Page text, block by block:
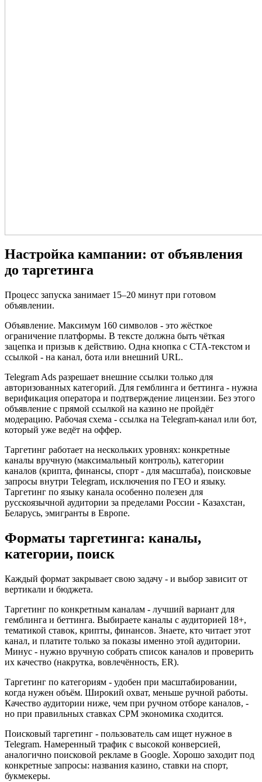
Настройка кампании: от объявления
до таргетинга
Процесс запуска занимает 15–20 минут при готовом
объявлении.
Объявление. Максимум 160 символов - это жёсткое
ограничение платформы. В тексте должна быть чёткая
зацепка и призыв к действию. Одна кнопка с CTA-текстом и
ссылкой - на канал, бота или внешний URL.
Telegram Ads разрешает внешние ссылки только для
авторизованных категорий. Для гемблинга и беттинга - нужна
верификация оператора и подтверждение лицензии. Без этого
объявление с прямой ссылкой на казино не пройдёт
модерацию. Рабочая схема - ссылка на Telegram-канал или бот,
который уже ведёт на оффер.
Таргетинг работает на нескольких уровнях: конкретные
каналы вручную (максимальный контроль), категории
каналов (крипта, финансы, спорт - для масштаба), поисковые
запросы внутри Telegram, исключения по ГЕО и языку.
Таргетинг по языку канала особенно полезен для
русскоязычной аудитории за пределами России - Казахстан,
Беларусь, эмигранты в Европе.
Форматы таргетинга: каналы,
категории, поиск
Каждый формат закрывает свою задачу - и выбор зависит от
вертикали и бюджета.
Таргетинг по конкретным каналам - лучший вариант для
гемблинга и беттинга. Выбираете каналы с аудиторией 18+,
тематикой ставок, крипты, финансов. Знаете, кто читает этот
канал, и платите только за показы именно этой аудитории.
Минус - нужно вручную собрать список каналов и проверить
их качество (накрутка, вовлечённость, ER).
Таргетинг по категориям - удобен при масштабировании,
когда нужен объём. Широкий охват, меньше ручной работы.
Качество аудитории ниже, чем при ручном отборе каналов, -
но при правильных ставках CPM экономика сходится.
Поисковый таргетинг - пользователь сам ищет нужное в
Telegram. Намеренный трафик с высокой конверсией,
аналогично поисковой рекламе в Google. Хорошо заходит под
конкретные запросы: названия казино, ставки на спорт,
букмекеры.